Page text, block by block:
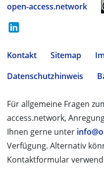
open-access.network
Kontakt Sitemap
Datenschutzhinweis
Für allgemeine Fragen
access.network,
Ihnen gerne unter
Verfügung. Alternativ
Kontaktformular